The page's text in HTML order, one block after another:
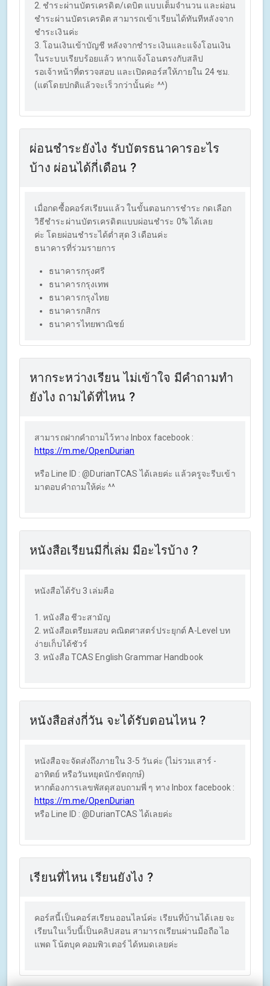
2. ชำระผ่านบัตรเครดิต/เดบิต แบบเต็มจำนวน และผ่อน
ชำระผ่านบัตรเครดิต สามารถเข้าเรียนได้ทันทีหลังจาก
ชำระเงินค่ะ
3. โอนเงินเข้าบัญชี หลังจากชำระเงินและแจ้งโอนเงิน
ในระบบเรียบร้อยแล้ว หากแจ้งโอนตรงกับสลิป
รอเจ้าหน้าที่ตรวจสอบ และเปิดคอร์สให้ภายใน 24 ชม.
(แต่โดยปกติแล้วจะเร็วกว่านั้นค่ะ ^^)
ผ่อนชำระยังไง รับบัตรธนาคารอะไร
บ้าง ผ่อนได้กี่เดือน ?
เมื่อกดซื้อคอร์สเรียนแล้ว ในขั้นตอนการชำระ กดเลือก
วิธีชำระผ่านบัตรเครดิตแบบผ่อนชำระ 0% ได้เลย
ค่ะ โดยผ่อนชำระได้ต่ำสุด 3 เดือนค่ะ
ธนาคารที่ร่วมรายการ
ธนาคารกรุงศรี
ธนาคารกรุงเทพ
ธนาคารกรุงไทย
ธนาคารกสิกร
ธนาคารไทยพาณิชย์
หากระหว่างเรียน ไม่เข้าใจ มีคำถามทำ
ยังไง ถามได้ที่ไหน ?
สามารถฝากคำถามไว้ทาง Inbox facebook :
https://m.me/OpenDurian
หรือ Line ID : @DurianTCAS ได้เลยค่ะ แล้วครูจะรีบเข้า
มาตอบคำถามให้ค่ะ ^^
หนังสือเรียนมีกี่เล่ม มีอะไรบ้าง ?
หนังสือได้รับ 3 เล่มคือ
1.หนังสือ ชีวะสามัญ
2. หนังสือเตรียมสอบ คณิตศาสตร์ประยุกต์ A-Level บท
ง่ายเก็บได้ชัวร์
3. หนังสือ TCAS English Grammar Handbook
หนังสือส่งกี่วัน จะได้รับตอนไหน ?
หนังสือจะจัดส่งถึงภายใน 3-5 วันค่ะ (ไม่รวมเสาร์ -
อาทิตย์ หรือวันหยุดนักขัตฤกษ์)
หากต้องการเลขพัสดุสอบถามพี่ ๆ ทาง Inbox facebook :
https://m.me/OpenDurian
หรือ Line ID : @DurianTCAS ได้เลยค่ะ
เรียนที่ไหน เรียนยังไง ?
คอร์สนี้เป็นคอร์สเรียนออนไลน์ค่ะ เรียนที่บ้านได้เลย จะ
เรียนในเว็บนี้เป็นคลิปสอน สามารถเรียนผ่านมือถือ ไอ
แพด โน้ตบุค คอมพิวเตอร์ ได้หมดเลยค่ะ